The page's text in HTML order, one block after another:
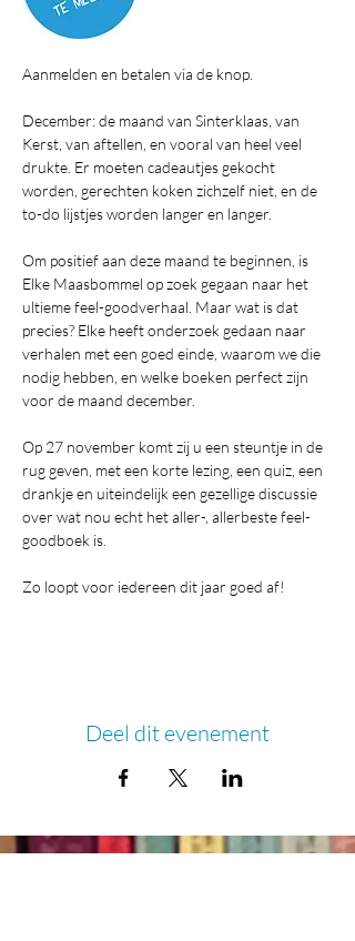
Aanmelden en betalen via de knop.
December: de maand van Sinterklaas, van
Kerst, van aftellen, en vooral van heel veel
drukte. Er moeten cadeautjes gekocht
worden, gerechten koken zichzelf niet, en de
to-do lijstjes worden langer en langer.
Om positief aan deze maand te beginnen, is
Elke Maasbommel op zoek gegaan naar het
ultieme feel-goodverhaal. Maar wat is dat
precies? Elke heeft onderzoek gedaan naar
verhalen met een goed einde, waarom we die
nodig hebben, en welke boeken perfect zijn
voor de maand december.
Op 27 november komt zij u een steuntje in de
rug geven, met een korte lezing, een quiz, een
drankje en uiteindelijk een gezellige discussie
over wat nou echt het aller-, allerbeste feel-
goodboek is.
Zo loopt voor iedereen dit jaar goed af!
Deel dit evenement